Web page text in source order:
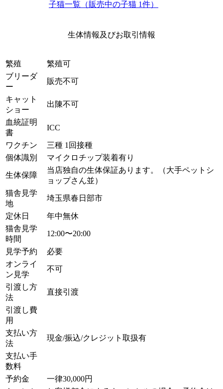
子猫一覧（販売中の子猫 1件）
生体情報及びお取引情報
繁殖
繁殖可
ブリーダ
ー
販売不可
キャット
ショー
出陳不可
血統証明
書
ICC
ワクチン
三種 1回接種
個体識別
マイクロチップ装着有り
生体保障
当店独自の生体保証あります。（大手ペットシ
ョップさん並）
猫舎見学
地
埼玉県春日部市
定休日
年中無休
猫舎見学
時間
12:00〜20:00
見学予約
必要
オンライ
ン見学
不可
引渡し方
法
直接引渡
引渡し費
用
支払い方
法
現金/振込/クレジット取扱有
支払い手
数料
予約金
一律30,000円